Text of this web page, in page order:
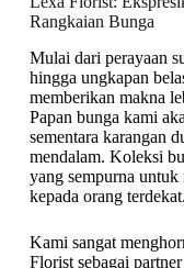
Rangkaian Bunga
Mulai dari perayaan
hingga ungkapan
memberikan makna
Papan bunga kami
sementara karangan
mendalam. Koleksi
yang sempurna untuk
kepada orang terdekat.
Kami sangat
Florist sebagai